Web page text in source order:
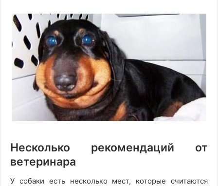
Несколько рекомендаций от
ветеринара
У собаки есть несколько мест, которые считаются